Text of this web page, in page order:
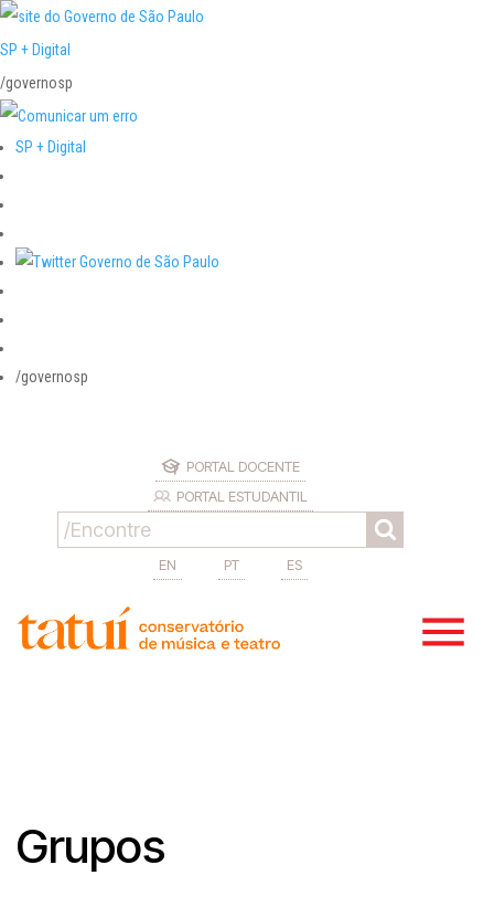
SP + Digital
/governosp
SP + Digital
/governosp
PORTAL DOCENTE
PORTAL ESTUDANTIL
EN PT ES
Grupos